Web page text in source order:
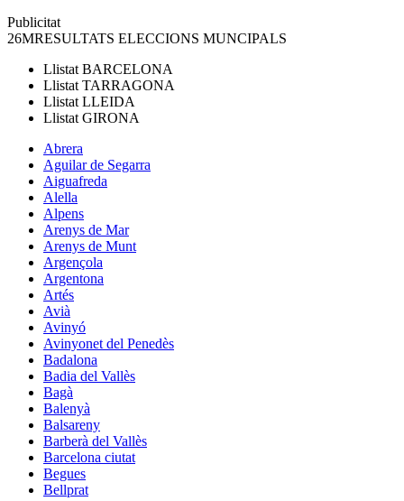
Publicitat
26MRESULTATS ELECCIONS MUNCIPALS
Llistat BARCELONA
Llistat TARRAGONA
Llistat LLEIDA
Llistat GIRONA
Abrera
Aguilar de Segarra
Aiguafreda
Alella
Alpens
Arenys de Mar
Arenys de Munt
Argençola
Argentona
Artés
Avià
Avinyó
Avinyonet del Penedès
Badalona
Badia del Vallès
Bagà
Balenyà
Balsareny
Barberà del Vallès
Barcelona ciutat
Begues
Bellprat